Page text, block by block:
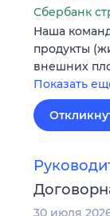
Сбербанк
Наша
продукты
внешних
Показать
30 июля